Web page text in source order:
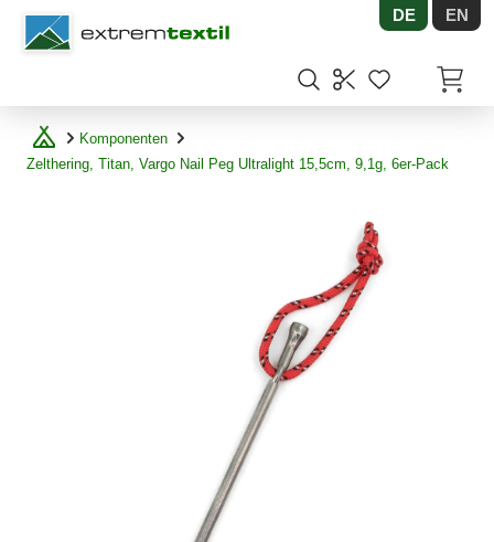
Shopware DE EN
Komponenten
Zelthering, Titan, Vargo Nail Peg Ultralight 15,5cm, 9,1g, 6er-Pack